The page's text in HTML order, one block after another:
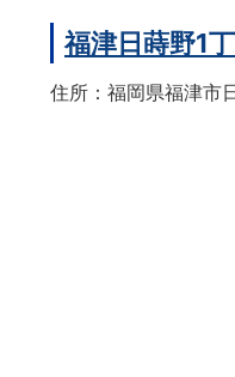
福津日蒔野1
住所：福岡県福津市